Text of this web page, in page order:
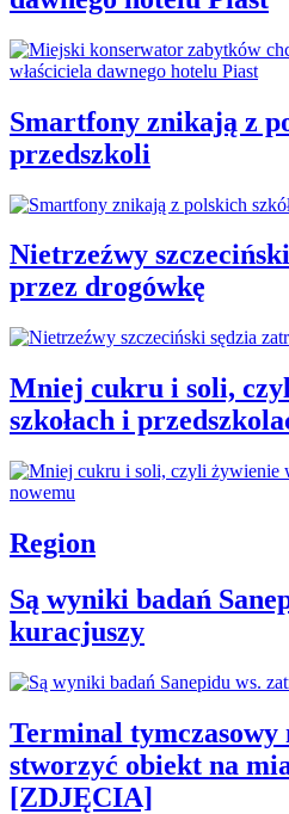
Smartfony znikają z
przedszkoli
Nietrzeźwy
przez drogówkę
Mniej cukru i soli,
szkołach i
Region
Są wyniki badań
kuracjuszy
Terminal
stworzyć obiekt na
[ZDJĘCIA]